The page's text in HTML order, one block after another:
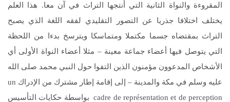
المقروءة والنواة الثانية التي أنتجها التراث في آن معا. هذا العلم
يختلف اختلافا جذريا عن التصور التقليدي لفقه اللغة الذي يصبح
التراث بمقتضاه جسما مكتملا ومتماسكا ويترسخ بدءا من اللحظة
التي يتوصل فيها أعضاء جماعة معينة – مثلا أعضاء النواة الأولى أي
الأشخاص المدعوون مؤمنون الذين التفوا حول النبي محمد صلى الله
عليه وسلم في مكة والمدينة – إلى إقامة إطار مشترك من الإدراك un
cadre de représentation et de perception بواسطة حكايات التأسيس